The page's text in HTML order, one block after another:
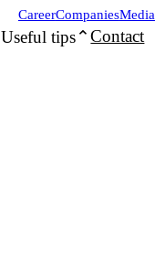
Useful tips Contact
CareerCompaniesMedia